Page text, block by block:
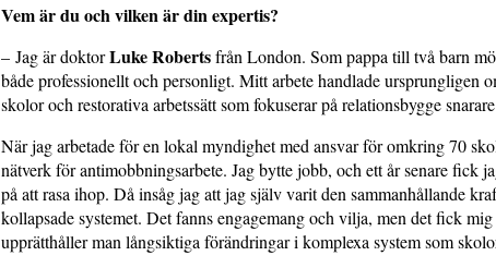
Vem är du och vilken är din expertis?
– Jag är doktorLuke Robertsfrån London. Som pappa till två barn
både professionellt och personligt. Mitt arbete handlade ursprungligen
skolor och restorativa arbetssätt som fokuserar på relationsbygge
När jag arbetade för en lokal myndighet med ansvar för omkring 70
nätverk för antimobbningsarbete. Jag bytte jobb, och ett år senare fick
på att rasa ihop. Då insåg jag att jag själv varit den sammanhållande
kollapsade systemet. Det fanns engagemang och vilja, men det fick
upprätthåller man långsiktiga förändringar i komplexa system som